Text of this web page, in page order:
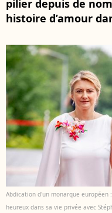
pilier depuis de
histoire d’amour
Abdication d'un monarque européen
heureux dans sa vie privée avec